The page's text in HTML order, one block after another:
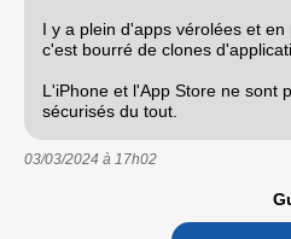
I y a plein d'apps vérolées et en
c'est bourré de clones
L'iPhone et l'App Store ne sont
sécurisés du tout.
03/03/2024 à 17h02